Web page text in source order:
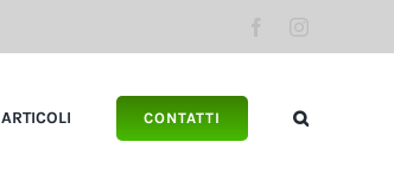
ARTICOLI CONTATTI